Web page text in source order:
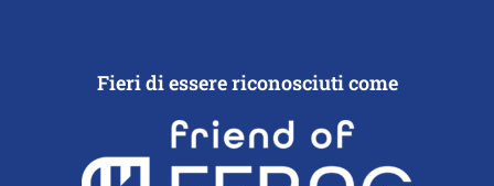
Fieri di essere riconosciuti come